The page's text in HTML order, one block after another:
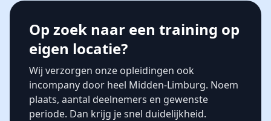
Op zoek naar een training op
eigen locatie?
Wij verzorgen onze opleidingen ook
incompany door heel Midden-Limburg. Noem
plaats, aantal deelnemers en gewenste
periode. Dan krijg je snel duidelijkheid.